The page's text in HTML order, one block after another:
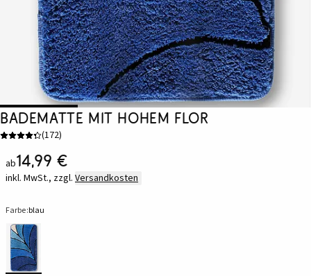
Badematte mit hohem Flor
(172)
ab14,99 €
inkl. MwSt., zzgl. Versandkosten
Farbe:blau